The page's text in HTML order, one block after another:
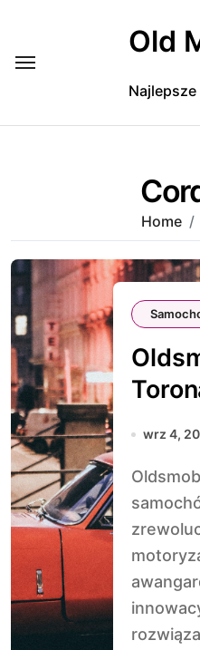
Old
Najlepsze
Home
wrz 4,
Oldsmobile Toronado to